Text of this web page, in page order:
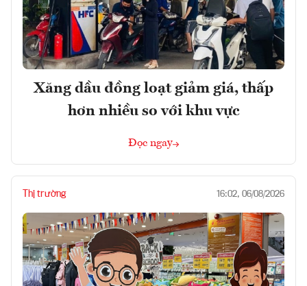
Xăng dầu đồng loạt giảm giá, thấp
hơn nhiều so với khu vực
Đọc ngay
Thị trường 16:02, 06/08/2026